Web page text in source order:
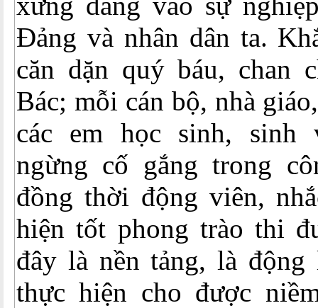
Đảng và nhân dân ta.
căn dặn quý báu, chan
Bác; mỗi cán bộ, nhà
các em học sinh, sinh
ngừng cố gắng trong
đồng thời động viên,
hiện tốt phong trào thi
đây là nền tảng, là động
thực hiện cho được